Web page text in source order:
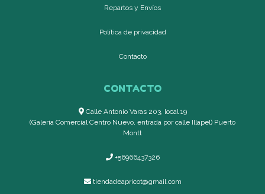
Repartos y Envíos
Política de privacidad
Contacto
CONTACTO
Calle Antonio Varas 203, local 19
(Galería Comercial Centro Nuevo, entrada por calle Illapel) Puerto
Montt
+56966437326
tiendadeapricot@gmail.com